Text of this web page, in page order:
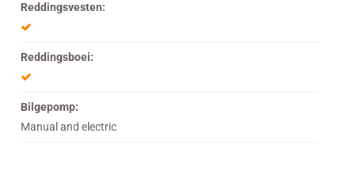
Reddingsvesten:
Reddingsboei:
Bilgepomp:
Manual and electric